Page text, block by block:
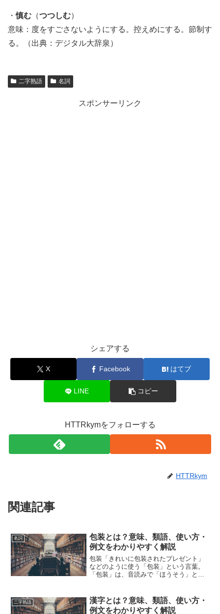
・慎む （つつしむ）
意味：度をすごさないようにする。控えめにする。節制す
る。（出典：デジタル大辞泉）
二字熟語 名詞
スポンサーリンク
シェアする
X Facebook はてブ
LINE コピー
HTTRkymをフォローする
HTTRkym
関連記事
名詞
包装とは？意味、類語、使い方・
例文をわかりやすく解説
包装「きれいに包装されたプレゼント」
などのように使う「包装」という言葉。
「包装」は、音読みで「ほうそう」と読
装」の意味や使い方や類語について、小
説などの用例を紹介して、わ...
二字熟語
漢字とは？意味、類語、使い方・
例文をわかりやすく解説